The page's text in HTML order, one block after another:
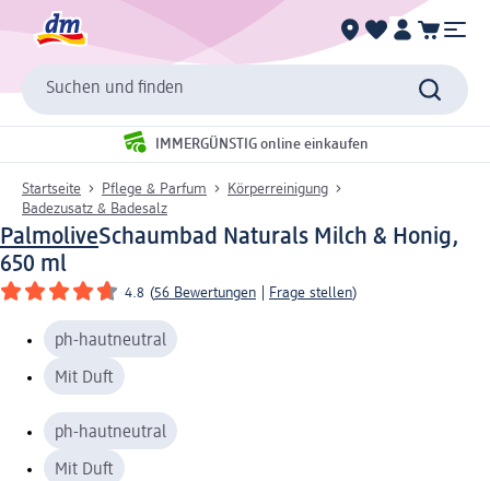
Suchen und finden
IMMERGÜNSTIG online einkaufen
Startseite Pflege & Parfum
Körperreinigung
Badezusatz & Badesalz
PalmoliveSchaumbad Naturals Milch & Honig,
650 ml
4.8 (56 Bewertungen Frage stellen)
ph-hautneutral
Mit Duft
ph-hautneutral
Mit Duft